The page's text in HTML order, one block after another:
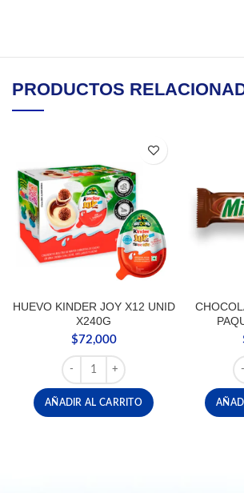
PRODUCTOS
HUEVO KINDER JOY X12 UNID
X240G
$72,000
HUEVO KINDER JOY X12 UNID
AÑADIR AL CARRITO